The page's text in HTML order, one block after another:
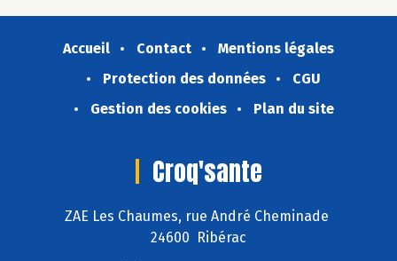
Accueil Contact
Mentions légales
Protection des données
CGU
Gestion des cookies
Plan du site
Croq'sante
ZAE Les Chaumes, rue André Cheminade
24600 Ribérac